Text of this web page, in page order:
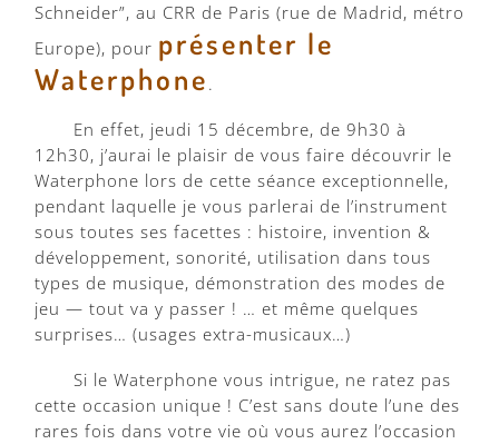
Schneider”, au CRR de Paris (rue de Madrid, métro
Europe), pour présenter le
Waterphone .
En effet, jeudi 15 décembre, de 9h30 à
12h30, j’aurai le plaisir de vous faire découvrir le
Waterphone lors de cette séance exceptionnelle,
pendant laquelle je vous parlerai de l’instrument
sous toutes ses facettes : histoire, invention &
développement, sonorité, utilisation dans tous
types de musique, démonstration des modes de
jeu — tout va y passer ! … et même quelques
surprises… (usages extra-musicaux…)
Si le Waterphone vous intrigue, ne ratez pas
cette occasion unique ! C’est sans doute l’une des
rares fois dans votre vie où vous aurez l’occasion